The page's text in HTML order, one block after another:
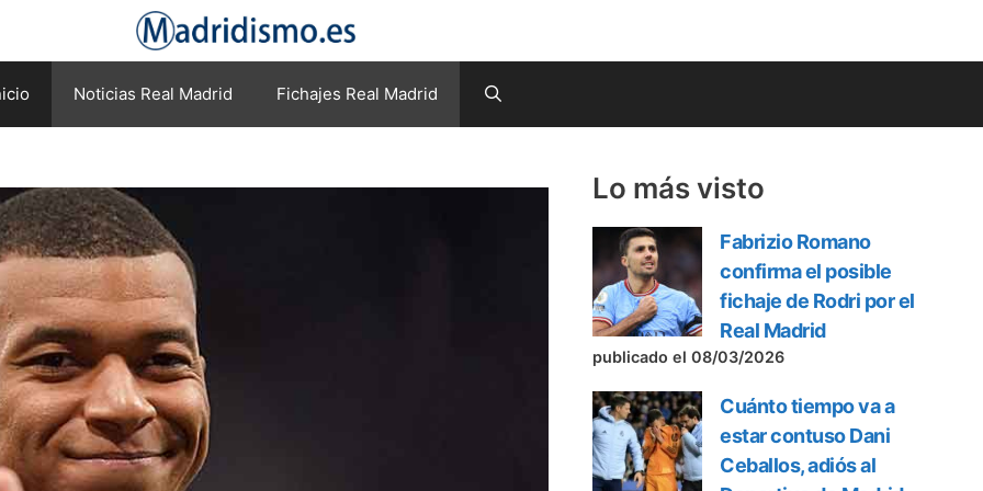
Noticias Real Madrid Fichajes Real Madrid
Lo más visto
Fabrizio Romano
confirma el posible
fichaje de Rodri por el
Real Madrid
publicado el 08/03/2026
Cuánto tiempo va a
estar contuso Dani
Ceballos, adiós al